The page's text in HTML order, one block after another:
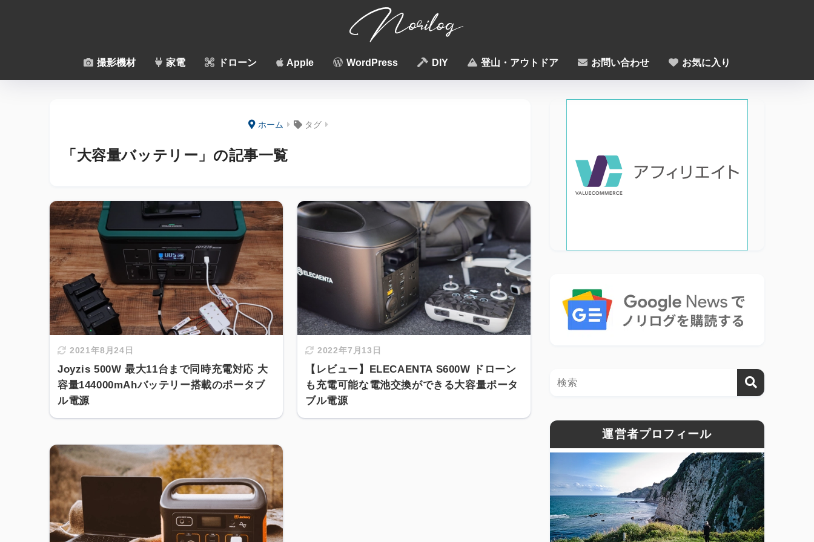
撮影機材 家電 ドローン Apple WordPress DIY 登山・アウトドア お問い合わせ お気に入り
ホーム タグ
「大容量バッテリー」の記事一覧
2021年8月24日
Joyzis 500W 最大11台まで同時充電対応 大
容量144000mAhバッテリー搭載のポータブ
ル電源
2022年7月13日
【レビュー】ELECAENTA S600W ドローン
も充電可能な電池交換ができる大容量ポータ
ブル電源
運営者プロフィール